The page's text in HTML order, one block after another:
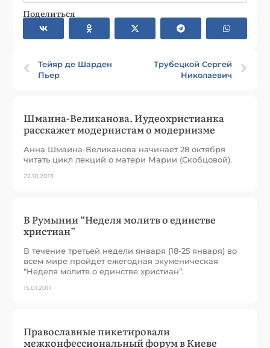
Поделиться
Тейяр де Шарден
Пьер
Трубецкой Сергей
Николаевич
Шмаина-Великанова. Иудеохристианка
расскажет модернистам о модернизме
Анна Шмаина-Великанова начинает 28 октября
читать цикл лекций о матери Марии (Скобцовой).
22.10.2013
В Румынии “Неделя молитв о единстве
христиан”
В течение третьей недели января (18-25 января) во
всем мире пройдет ежегодная экуменическая
“Неделя молитв о единстве христиан”.
15.01.2011
Православные пикетировали
межконфессиональный форум в Киеве